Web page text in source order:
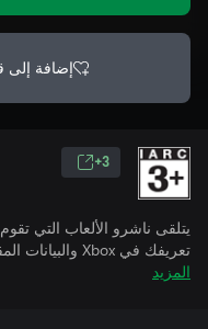
إضافة إلى
3+
يتلقى ناشرو الألعاب التي
تعريفك في Xbox والبيانات المقترنة بينما تمارس الألعاب.
المزيد